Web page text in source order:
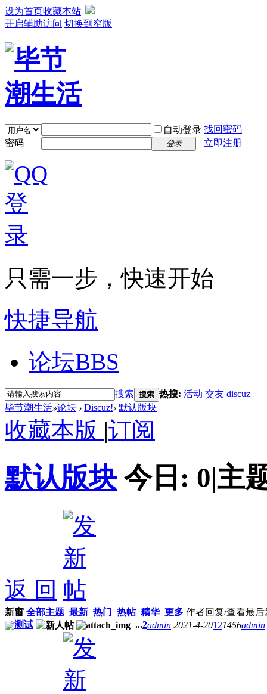
设为首页收藏本站
开启辅助访问 切换到窄版
自动登录 找回密码
密码
登录 立即注册
只需一步，快速开始
快捷导航
论坛BBS
搜索 搜索 热搜: 活动 交友 discuz
毕节潮生活»论坛 › Discuz!› 默认版块
收藏本版 |订阅
默认版块 今日: 0|主
返 回
新窗 全部主题 最新 热门 热帖 精华 更多 作者回复/查看最后
测试
...2admin 2021-4-20121456admin